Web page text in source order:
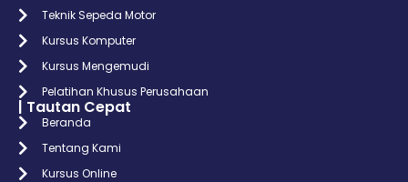
Teknik Sepeda Motor
Kursus Komputer
Kursus Mengemudi
Pelatihan Khusus Perusahaan
| Tautan Cepat
Beranda
Tentang Kami
Kursus Online